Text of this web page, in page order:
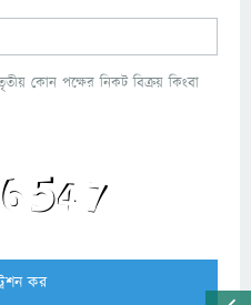
কোন পক্ষের নিকট বিক্রয় কিংবা